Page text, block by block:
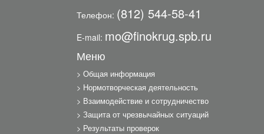
Телефон: (812) 544-58-41
E-mail: mo@finokrug.spb.ru
Меню
Общая информация
Нормотворческая деятельность
Взаимодействие и сотрудничество
Защита от чрезвычайных ситуаций
Результаты проверок